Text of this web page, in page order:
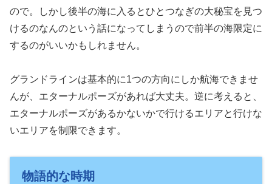
ので。しかし後半の海に入るとひとつなぎの大秘宝を見つ
けるのなんのという話になってしまうので前半の海限定に
するのがいいかもしれません。
グランドラインは基本的に1つの方向にしか航海できませ
んが、エターナルポーズがあれば大丈夫。逆に考えると、
エターナルポーズがあるかないかで行けるエリアと行けな
いエリアを制限できます。
物語的な時期